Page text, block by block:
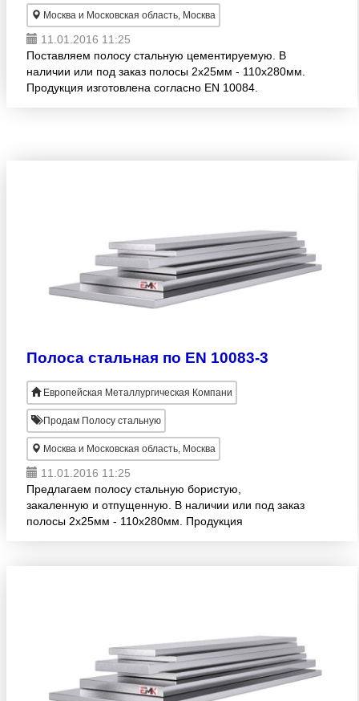
Москва и Московская область, Москва
11.01.2016 11:25
Поставляем полосу стальную цементируемую. В
наличии или под заказ полосы 2х25мм - 110х280мм.
Продукция изготовлена согласно EN 10084.
Полоса стальная по EN 10083-3
Европейская Металлургическая Компани
Продам Полосу стальную
Москва и Московская область, Москва
11.01.2016 11:25
Предлагаем полосу стальную бористую,
закаленную и отпущенную. В наличии или под заказ
полосы 2х25мм - 110х280мм. Продукция